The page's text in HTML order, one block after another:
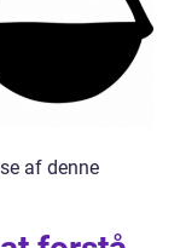
af denne